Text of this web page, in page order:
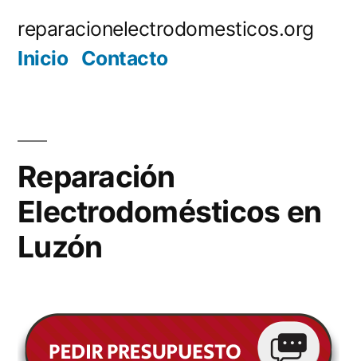
reparacionelectrodomesticos.org
Inicio Contacto
Reparación
Electrodomésticos en
Luzón